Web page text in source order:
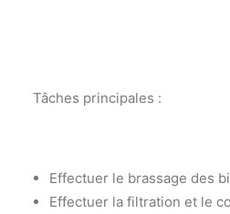
Tâches principales :
Effectuer le brassage des
Effectuer la filtration et le